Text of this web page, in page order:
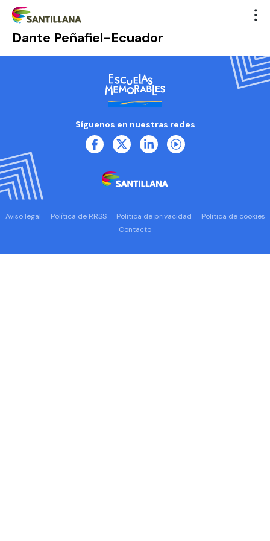
Dante Peñafiel-Ecuador
Síguenos en nuestras redes
Aviso legal Política de RRSS Política de privacidad
Política de cookies
Contacto